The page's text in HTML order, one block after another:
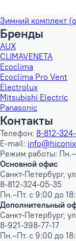
Зимний комплект
Бренды
AUX
CLIMAVENETA
Ecoclima
Ecoclima Pro Vent
Electrolux
Mitsubishi Electric
Panasonic
Контакты
Телефон: 8-812-
E-mail:
Режим работы:
Основной офис
Санкт-Петербург,
8-812-324-05-35
Пн.–Пт. с 9:00 до
Дополнительный
Санкт-Петербург,
8-921-398-77-17
Пн.–Пт. с 9:00 до